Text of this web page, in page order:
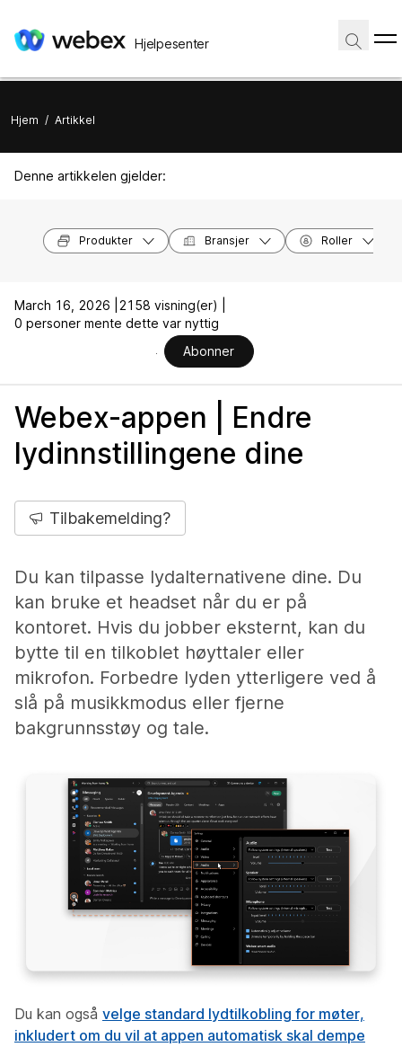
Hjelpesenter
Hjem / Artikkel
Denne artikkelen gjelder:
Produkter Bransjer Roller
March 16, 2026 |
2158 visning(er) |
0 personer mente dette var nyttig
Abonner
Webex-appen | Endre
lydinnstillingene dine
Tilbakemelding?
Du kan tilpasse lydalternativene dine. Du
kan bruke et headset når du er på
kontoret. Hvis du jobber eksternt, kan du
bytte til en tilkoblet høyttaler eller
mikrofon. Forbedre lyden ytterligere ved å
slå på musikkmodus eller fjerne
bakgrunnsstøy og tale.
Du kan også velge standard lydtilkobling for møter,
inkludert om du vil at appen automatisk skal dempe